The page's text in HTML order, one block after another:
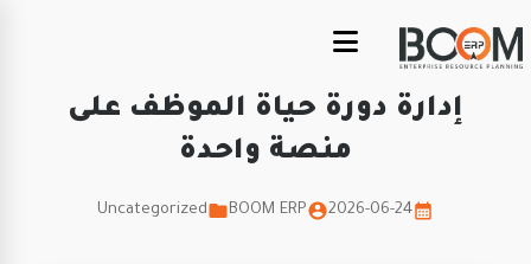
إدارة دورة حياة الموظف على
منصة واحدة
2026-06-24
BOOM ERP
Uncategorized